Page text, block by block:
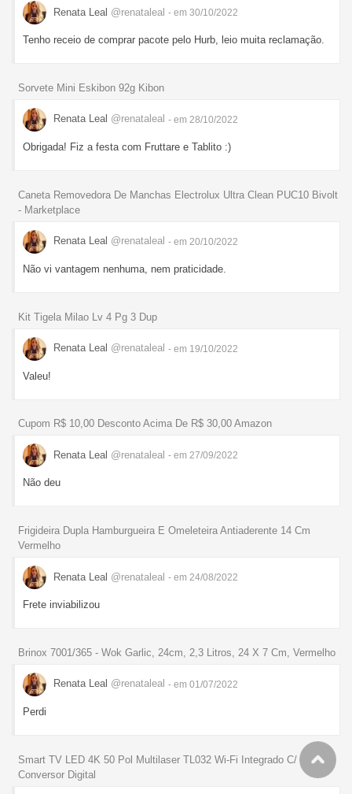
Renata Leal @renataleal - em 30/10/2022
Tenho receio de comprar pacote pelo Hurb, leio muita reclamação.
Sorvete Mini Eskibon 92g Kibon
Renata Leal @renataleal - em 28/10/2022
Obrigada! Fiz a festa com Fruttare e Tablito :)
Caneta Removedora De Manchas Electrolux Ultra Clean PUC10 Bivolt
- Marketplace
Renata Leal @renataleal - em 20/10/2022
Não vi vantagem nenhuma, nem praticidade.
Kit Tigela Milao Lv 4 Pg 3 Dup
Renata Leal @renataleal - em 19/10/2022
Valeu!
Cupom R$ 10,00 Desconto Acima De R$ 30,00 Amazon
Renata Leal @renataleal - em 27/09/2022
Não deu
Frigideira Dupla Hamburgueira E Omeleteira Antiaderente 14 Cm
Vermelho
Renata Leal @renataleal - em 24/08/2022
Frete inviabilizou
Brinox 7001/365 - Wok Garlic, 24cm, 2,3 Litros, 24 X 7 Cm, Vermelho
Renata Leal @renataleal - em 01/07/2022
Perdi
Smart TV LED 4K 50 Pol Multilaser TL032 Wi-Fi Integrado C/
Conversor Digital